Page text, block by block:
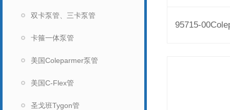
双卡泵管、三卡泵管
卡箍一体泵管
美国Coleparmer泵管
美国C-Flex管
圣戈班Tygon管